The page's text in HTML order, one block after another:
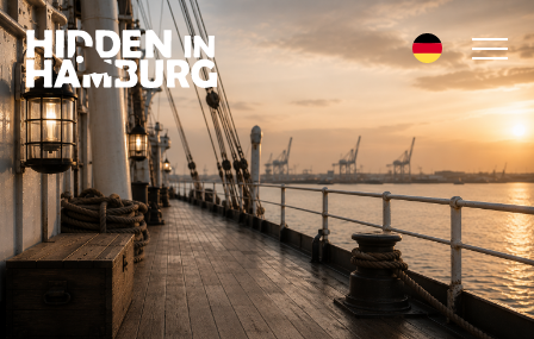
FREIE TERMINE
ESCAPE ROOMS
EVENTS & GRUPPEN